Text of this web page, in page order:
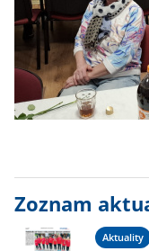
Zoznam
Aktuality